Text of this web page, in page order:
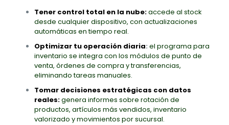
Tener control total en la nube:accede al stock
desde cualquier dispositivo, con actualizaciones
automáticas en tiempo real.
Optimizar tu operación diaria: el programa para
inventario se integra con los módulos de punto de
venta, órdenes de compra y transferencias,
eliminando tareas manuales.
Tomar decisiones estratégicas con datos
reales:genera informes sobre rotación de
productos, artículos más vendidos, inventario
valorizado y movimientos por sucursal.